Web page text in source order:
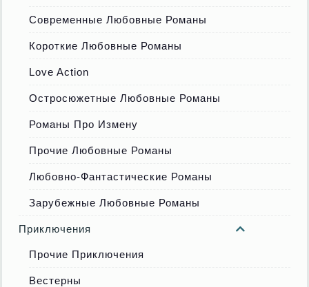
Современные Любовные Романы
Короткие Любовные Романы
Love Action
Остросюжетные Любовные Романы
Романы Про Измену
Прочие Любовные Романы
Любовно-Фантастические Романы
Зарубежные Любовные Романы
Приключения
Прочие Приключения
Вестерны